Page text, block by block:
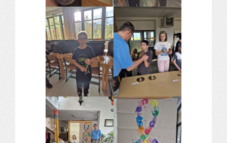
EFOP-3.1.6
Közlekedés biztonsági pályázat
TÁMOP 2.2.7.A-13/1
TÁMOP-3.1.4-12/2
Projektbeszámolók
Egészségnap
Informatika Szakkör
Konfliktuskezelés
Mindennapos testnevelés
Dohányzás-megelőzés
Erdei túra